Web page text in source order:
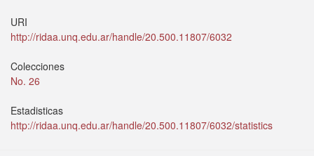
URI
http://ridaa.unq.edu.ar/handle/20.500.11807/6032
Colecciones
No. 26
Estadisticas
http://ridaa.unq.edu.ar/handle/20.500.11807/6032/statistics